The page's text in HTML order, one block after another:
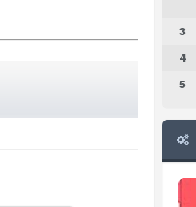
3
4
5